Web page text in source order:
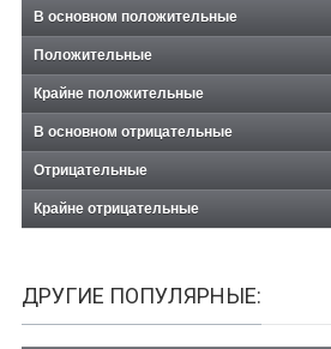
В основном положительные
Положительные
Крайне положительные
В основном отрицательные
Отрицательные
Крайне отрицательные
ДРУГИЕ ПОПУЛЯРНЫЕ: